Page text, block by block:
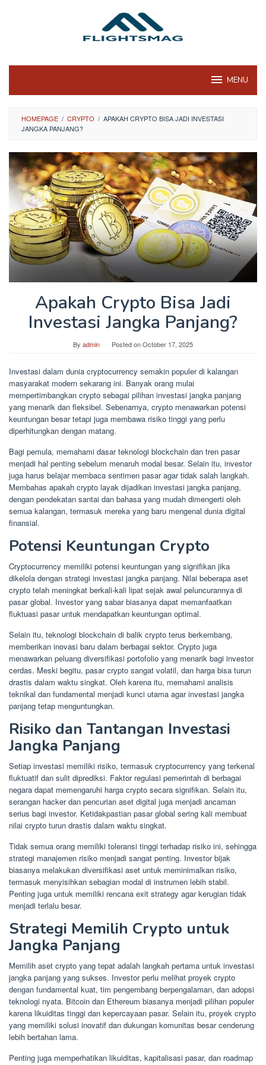
MENU
HOMEPAGE / CRYPTO / APAKAH CRYPTO BISA JADI INVESTASI
JANGKA PANJANG?
Apakah Crypto Bisa Jadi
Investasi Jangka Panjang?
By admin Posted onOctober 17, 2025
Investasi dalam dunia cryptocurrency semakin populer di kalangan
masyarakat modern sekarang ini. Banyak orang mulai
mempertimbangkan crypto sebagai pilihan investasi jangka panjang
yang menarik dan fleksibel. Sebenarnya, crypto menawarkan potensi
keuntungan besar tetapi juga membawa risiko tinggi yang perlu
diperhitungkan dengan matang.
Bagi pemula, memahami dasar teknologi blockchain dan tren pasar
menjadi hal penting sebelum menaruh modal besar. Selain itu, investor
juga harus belajar membaca sentimen pasar agar tidak salah langkah.
Membahas apakah crypto layak dijadikan investasi jangka panjang,
dengan pendekatan santai dan bahasa yang mudah dimengerti oleh
semua kalangan, termasuk mereka yang baru mengenal dunia digital
finansial.
Potensi Keuntungan Crypto
Cryptocurrency memiliki potensi keuntungan yang signifikan jika
dikelola dengan strategi investasi jangka panjang. Nilai beberapa aset
crypto telah meningkat berkali-kali lipat sejak awal peluncurannya di
pasar global. Investor yang sabar biasanya dapat memanfaatkan
fluktuasi pasar untuk mendapatkan keuntungan optimal.
Selain itu, teknologi blockchain di balik crypto terus berkembang,
memberikan inovasi baru dalam berbagai sektor. Crypto juga
menawarkan peluang diversifikasi portofolio yang menarik bagi investor
cerdas. Meski begitu, pasar crypto sangat volatil, dan harga bisa turun
drastis dalam waktu singkat. Oleh karena itu, memahami analisis
teknikal dan fundamental menjadi kunci utama agar investasi jangka
panjang tetap menguntungkan.
Risiko dan Tantangan Investasi
Jangka Panjang
Setiap investasi memiliki risiko, termasuk cryptocurrency yang terkenal
fluktuatif dan sulit diprediksi. Faktor regulasi pemerintah di berbagai
negara dapat memengaruhi harga crypto secara signifikan. Selain itu,
serangan hacker dan pencurian aset digital juga menjadi ancaman
serius bagi investor. Ketidakpastian pasar global sering kali membuat
nilai crypto turun drastis dalam waktu singkat.
Tidak semua orang memiliki toleransi tinggi terhadap risiko ini, sehingga
strategi manajemen risiko menjadi sangat penting. Investor bijak
biasanya melakukan diversifikasi aset untuk meminimalkan risiko,
termasuk menyisihkan sebagian modal di instrumen lebih stabil.
Penting juga untuk memiliki rencana exit strategy agar kerugian tidak
menjadi terlalu besar.
Strategi Memilih Crypto untuk
Jangka Panjang
Memilih aset crypto yang tepat adalah langkah pertama untuk investasi
jangka panjang yang sukses. Investor perlu melihat proyek crypto
dengan fundamental kuat, tim pengembang berpengalaman, dan adopsi
teknologi nyata. Bitcoin dan Ethereum biasanya menjadi pilihan populer
karena likuiditas tinggi dan kepercayaan pasar. Selain itu, proyek crypto
yang memiliki solusi inovatif dan dukungan komunitas besar cenderung
lebih bertahan lama.
Penting juga memperhatikan likuiditas, kapitalisasi pasar, dan roadmap